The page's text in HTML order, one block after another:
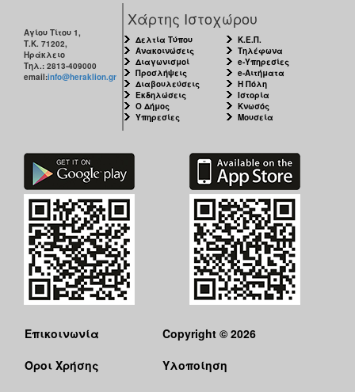
Αγίου Τίτου 1,
Τ.Κ. 71202,
Ηράκλειο
Τηλ.: 2813-409000
email:info@heraklion.gr
Χάρτης Ιστοχώρου
Δελτία Τύπου
Ανακοινώσεις
Διαγωνισμοί
Προσλήψεις
Διαβουλεύσεις
Εκδηλώσεις
Ο Δήμος
Υπηρεσίες
Κ.Ε.Π.
Τηλέφωνα
e-Υπηρεσίες
e-Αιτήματα
Η Πόλη
Ιστορία
Κνωσός
Μουσεία
Επικοινωνία
Όροι Χρήσης
Copyright © 2026
Υλοποίηση